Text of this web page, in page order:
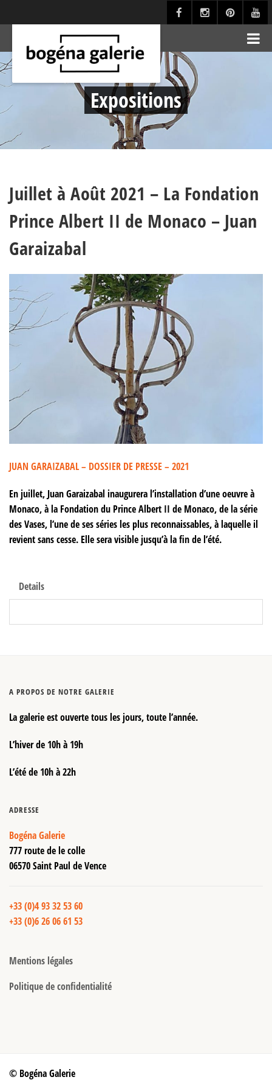
Expositions
Juillet à Août 2021 – La Fondation
Prince Albert II de Monaco – Juan
Garaizabal
JUAN GARAIZABAL – DOSSIER DE PRESSE – 2021
En juillet, Juan Garaizabal inaugurera l’installation d’une oeuvre à
Monaco, à la Fondation du Prince Albert II de Monaco, de la série
des Vases, l’une de ses séries les plus reconnaissables, à laquelle il
revient sans cesse. Elle sera visible jusqu’à la fin de l’été.
Details
A PROPOS DE NOTRE GALERIE
La galerie est ouverte tous les jours, toute l’année.
L’hiver de 10h à 19h
L’été de 10h à 22h
ADRESSE
Bogéna Galerie
777 route de le colle
06570 Saint Paul de Vence
+33 (0)4 93 32 53 60
+33 (0)6 26 06 61 53
Mentions légales
Politique de confidentialité
© Bogéna Galerie